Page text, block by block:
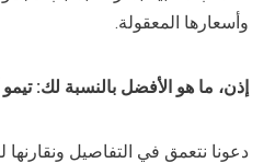
وأسعارها المعقولة.
إذن، ما هو الأفضل بالنسبة لك:
دعونا نتعمق في التفاصيل